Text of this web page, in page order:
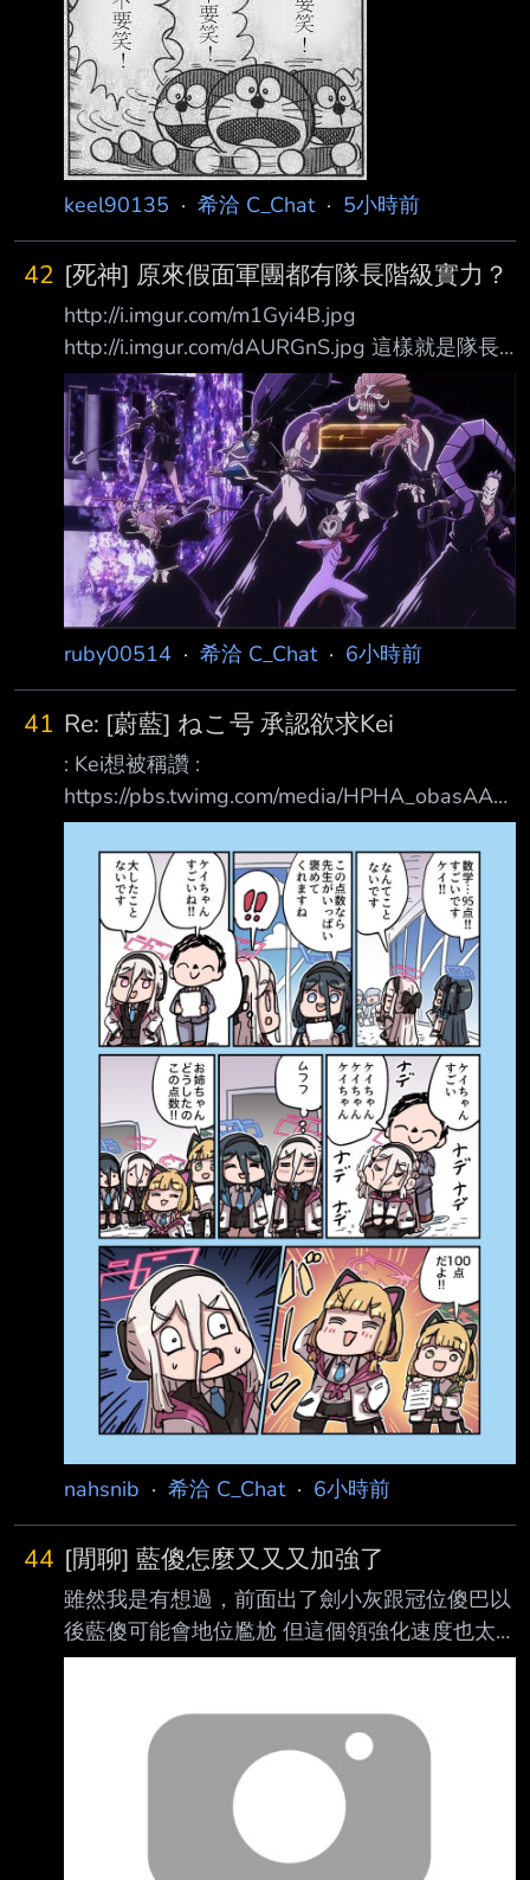
先看過一次
推出的抽寶物活動，見公告抽中機率高達百分之
20，他花費3190元 、抽了65次，竟只中1次，
計算機率僅有百分之0.00082；他提告要求退費
並賠償精神損失 共3萬元，法院認定抽取機率與
公告相差甚遠，應退還莫2540元，但駁回精神
慰撫金。可 上訴。 莫姓男子向台南地院台南簡
keel90135 · 希洽 C_Chat· 5小時前
42 [死神] 原來假面軍團都有隊長階級實力？
http://i.imgur.com/m1Gyi4B.jpg
http://i.imgur.com/dAURGnS.jpg 這樣就是隊長
階級 難怪死神方完全絕望 我記得一開始一護闖
屍魂界時 遇到隊長級的當時很絕望欸 還是假面
軍團純屬來搞笑的？ 明明pose都擺出來了 潮度
應該有提升才對啊.. 真的是擺拍軍團？？ --
ruby00514 · 希洽 C_Chat· 6小時前
41 Re: [蔚藍] ねこ号 承認欲求Kei
: Kei想被稱讚 :
https://pbs.twimg.com/media/HPHA_obasAAzi
Hp.jpg : 謙虛小桃 :
https://pbs.twimg.com/media/HPMHJe5a8AA_j
E1.jpg 小桃的報告
https://x.com/nekogoing/status/208638046956
2868135
https://pbs.twimg.com/media/HPRP6jPaEAA9z
0g.jpg 桃：看啊優香，多虧了你，我考了滿分
（護貝考卷） 優：我已經聽說了喔
nahsnib · 希洽 C_Chat· 6小時前
44 [閒聊] 藍傻怎麼又又又加強了
雖然我是有想過，前面出了劍小灰跟冠位傻巴以
後藍傻可能會地位尷尬 但這個領強化速度也太
快了吧= = https://i.verb.tw/SxrL0JeE.jpg 劍職現
底哪招啊笑死 ---- Sent from BePTT on my
iPhone 17 --